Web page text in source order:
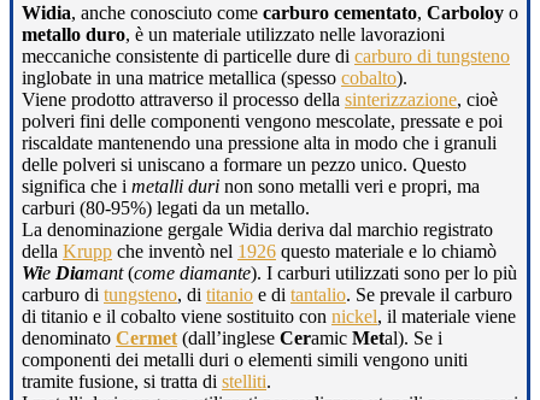
Widia, anche conosciuto come carburo cementato, Carboloy o
metallo duro, è un materiale utilizzato nelle lavorazioni
meccaniche consistente di particelle dure di carburo di tungsteno
inglobate in una matrice metallica (spesso cobalto).
Viene prodotto attraverso il processo della sinterizzazione, cioè
polveri fini delle componenti vengono mescolate, pressate e poi
riscaldate mantenendo una pressione alta in modo che i granuli
delle polveri si uniscano a formare un pezzo unico. Questo
significa che i metalli duri non sono metalli veri e propri, ma
carburi (80-95%) legati da un metallo.
La denominazione gergale Widia deriva dal marchio registrato
della Krupp che inventò nel 1926 questo materiale e lo chiamò
Wie Diamant(come diamante). I carburi utilizzati sono per lo più
carburo di tungsteno, di titanio e di tantalio. Se prevale il carburo
di titanio e il cobalto viene sostituito con nickel, il materiale viene
denominato Cermet (dall’inglese Ceramic Metal). Se i
componenti dei metalli duri o elementi simili vengono uniti
tramite fusione, si tratta di stelliti.